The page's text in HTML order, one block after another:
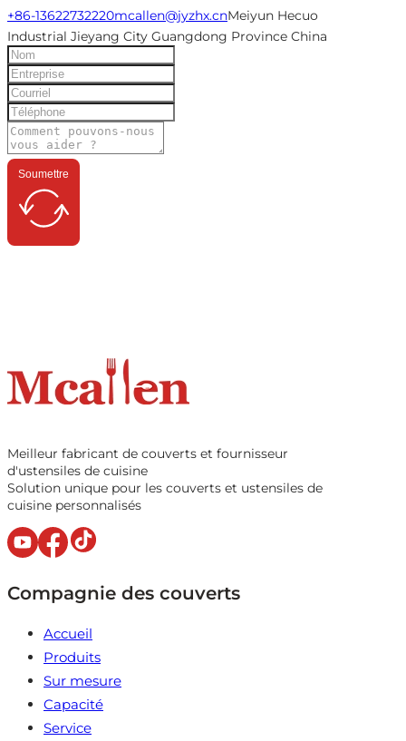
+86-13622732220mcallen@jyzhx.cnMeiyun Hecuo
Industrial Jieyang City Guangdong Province China
Soumettre
Meilleur fabricant de couverts et fournisseur
d'ustensiles de cuisine
Solution unique pour les couverts et ustensiles de
cuisine personnalisés
Compagnie des couverts
Accueil
Produits
Sur mesure
Capacité
Service